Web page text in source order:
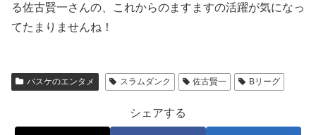
る佐古賢一さんの、これからのますますの活躍が気になっ
てたまりませんね！
バスケのエンタメ スラムダンク 佐古賢一 Bリーグ
シェアする